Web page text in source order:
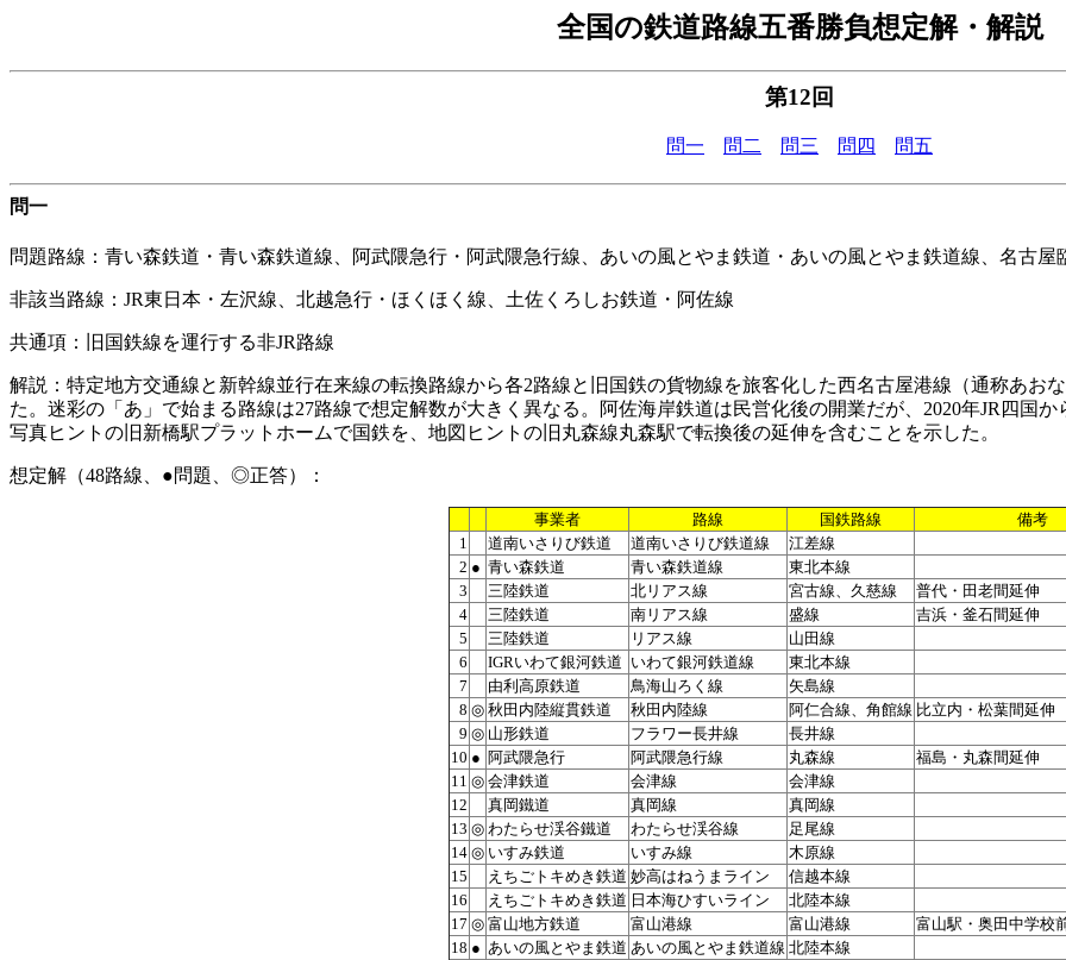
全国の鉄道路線五番勝負想定解・解説
第12回
問一 問二 問三 問四 問五
問一
問題路線：青い森鉄道・青い森鉄道線、阿武隈急行・阿武隈急行線、あいの風とやま鉄道・あいの風とやま鉄道線、名古
非該当路線：JR東日本・左沢線、北越急行・ほくほく線、土佐くろしお鉄道・阿佐線
共通項：旧国鉄線を運行する非JR路線
解説：特定地方交通線と新幹線並行在来線の転換路線から各2路線と旧国鉄の貨物線を旅客化した西名古屋港線（通称あお
た。迷彩の「あ」で始まる路線は27路線で想定解数が大きく異なる。阿佐海岸鉄道は民営化後の開業だが、2020年JR四国か
写真ヒントの旧新橋駅プラットホームで国鉄を、地図ヒントの旧丸森線丸森駅で転換後の延伸を含むことを示した。
想定解（48路線、●問題、◎正答）：
事業者 路線 国鉄路線
備考
1
道南いさりび鉄道 道南いさりび鉄道線
江差線
2 ● 青い森鉄道 青い森鉄道線
東北本線
3
三陸鉄道 北リアス線 宮古線、久慈線
普代・田老間延伸
4
三陸鉄道 南リアス線 盛線
吉浜・釜石間延伸
5
三陸鉄道 リアス線
山田線
6
IGRいわて銀河鉄道 いわて銀河鉄道線
東北本線
7
由利高原鉄道 鳥海山ろく線
矢島線
8 ◎ 秋田内陸縦貫鉄道 秋田内陸線 阿仁合線、角館線 比立内・松葉間延伸
9 ◎ 山形鉄道 フラワー長井線
長井線
10 ● 阿武隈急行 阿武隈急行線 丸森線
福島・丸森間延伸
11 ◎ 会津鉄道 会津線
会津線
12
真岡鐵道 真岡線
真岡線
13 ◎ わたらせ渓谷鐵道 わたらせ渓谷線
足尾線
14 ◎ いすみ鉄道 いすみ線
木原線
15
えちごトキめき鉄道 妙高はねうまライン
信越本線
16
えちごトキめき鉄道 日本海ひすいライン
北陸本線
17 ◎ 富山地方鉄道 富山港線 富山港線
富山駅・奥田中学校
18 ● あいの風とやま鉄道 あいの風とやま鉄道線 北陸本線